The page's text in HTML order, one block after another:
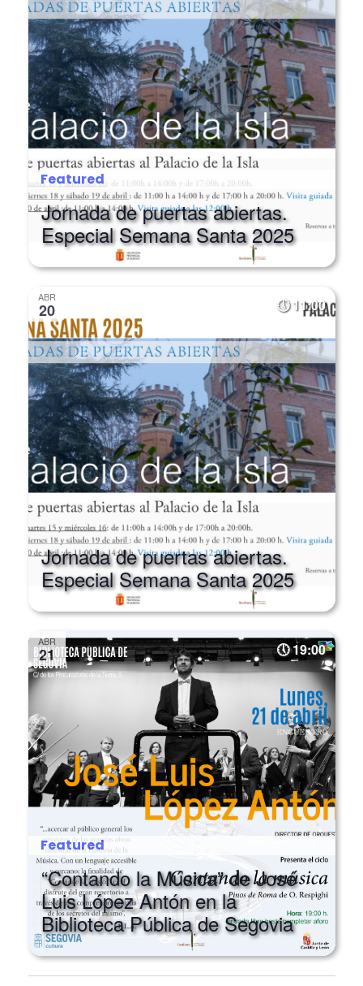
Featured
Jornada de puertas abiertas.
Especial Semana Santa 2025
ABR
20
Jornada de puertas abiertas.
Especial Semana Santa 2025
ABR
21 19:00
Featured
“Contando la Música” de José
Luis López Antón en la
Biblioteca Pública de Segovia